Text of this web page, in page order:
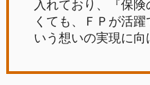
入れており、『保
くても、ＦＰが活
いう想いの実現に向